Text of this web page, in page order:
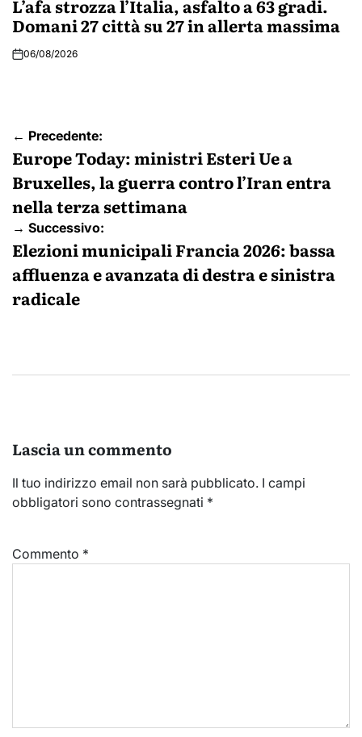
L’afa strozza l’Italia, asfalto a 63 gradi.
Domani 27 città su 27 in allerta massima
06/08/2026
Navigazione
articoli
← Precedente:
Europe Today: ministri Esteri Ue a
Bruxelles, la guerra contro l’Iran entra
nella terza settimana
→ Successivo:
Elezioni municipali Francia 2026: bassa
affluenza e avanzata di destra e sinistra
radicale
Lascia un commento
Il tuo indirizzo email non sarà pubblicato. I campi
obbligatori sono contrassegnati *
Commento *